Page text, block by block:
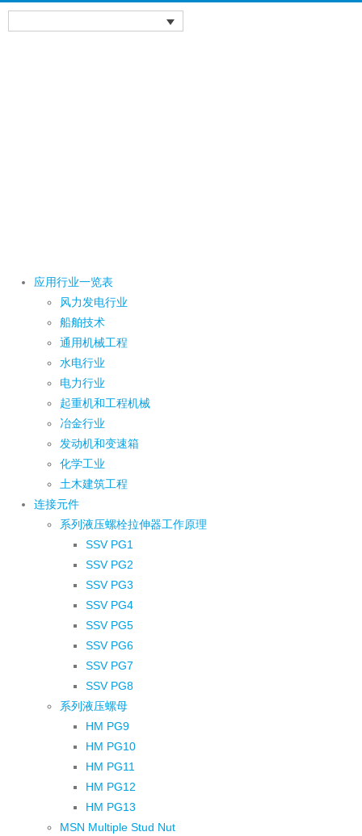
应用行业一览表
风力发电行业
船舶技术
通用机械工程
水电行业
电力行业
起重机和工程机械
冶金行业
发动机和变速箱
化学工业
土木建筑工程
连接元件
系列液压螺栓拉伸器工作原理
SSV PG1
SSV PG2
SSV PG3
SSV PG4
SSV PG5
SSV PG6
SSV PG7
SSV PG8
系列液压螺母
HM PG9
HM PG10
HM PG11
HM PG12
HM PG13
MSN Multiple Stud Nut